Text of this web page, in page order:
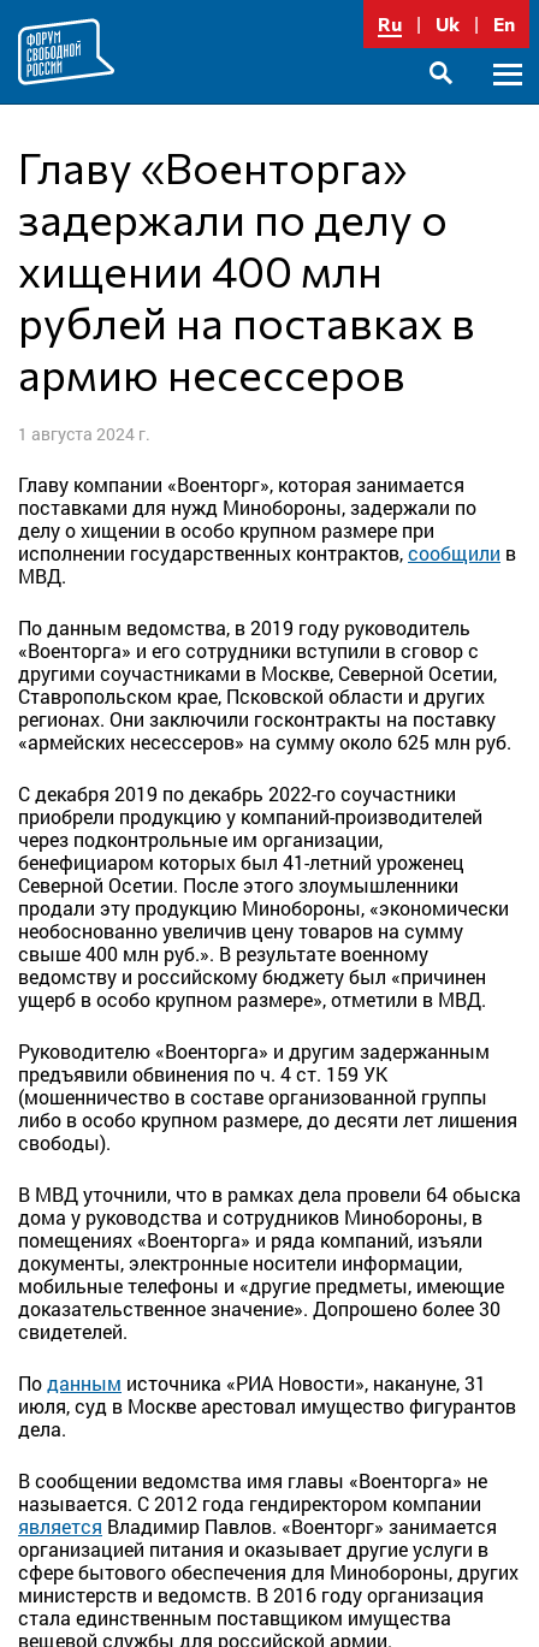
содержимому
Ru Uk En
Главу «Военторга»
задержали по делу о
хищении 400 млн
рублей на поставках в
армию несессеров
1 августа 2024 г.
Главу компании «Военторг», которая занимается
поставками для нужд Минобороны, задержали по
делу о хищении в особо крупном размере при
исполнении государственных контрактов,сообщили в
МВД.
По данным ведомства, в 2019 году руководитель
«Военторга» и его сотрудники вступили в сговор с
другими соучастниками в Москве, Северной Осетии,
Ставропольском крае, Псковской области и других
регионах. Они заключили госконтракты на поставку
«армейских несессеров» на сумму около 625 млн руб.
С декабря 2019 по декабрь 2022-го соучастники
приобрели продукцию у компаний-производителей
через подконтрольные им организации,
бенефициаром которых был 41-летний уроженец
Северной Осетии. После этого злоумышленники
продали эту продукцию Минобороны, «экономически
необоснованно увеличив цену товаров на сумму
свыше 400 млн руб.». В результате военному
ведомству и российскому бюджету был «причинен
ущерб в особо крупном размере», отметили в МВД.
Руководителю «Военторга» и другим задержанным
предъявили обвинения по ч. 4 ст. 159 УК
(мошенничество в составе организованной группы
либо в особо крупном размере, до десяти лет лишения
свободы).
В МВД уточнили, что в рамках дела провели 64 обыска
дома у руководства и сотрудников Минобороны, в
помещениях «Военторга» и ряда компаний, изъяли
документы, электронные носители информации,
мобильные телефоны и «другие предметы, имеющие
доказательственное значение». Допрошено более 30
свидетелей.
Поданным источника «РИА Новости», накануне, 31
июля, суд в Москве арестовал имущество фигурантов
дела.
В сообщении ведомства имя главы «Военторга» не
называется. С 2012 года гендиректором компании
является Владимир Павлов. «Военторг» занимается
организацией питания и оказывает другие услуги в
сфере бытового обеспечения для Минобороны, других
министерств и ведомств. В 2016 году организация
стала единственным поставщиком имущества
вещевой службы для российской армии.